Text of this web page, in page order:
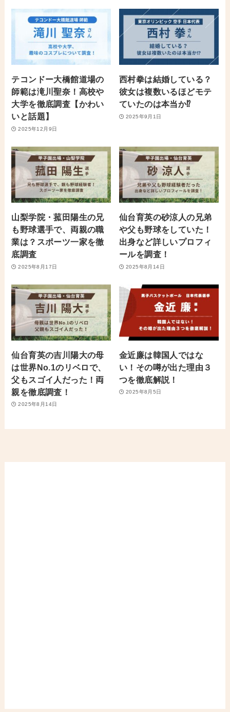
テコンドー大橋館道場の
師範は滝川聖奈！高校や
大学を徹底調査【かわい
いと話題】
2025年12月9日
西村拳は結婚している？
彼女は複数いるほどモテ
ていたのは本当か⁉︎
2025年9月1日
山梨学院・菰田陽生の兄
も野球選手で、両親の職
業は？スポーツ一家を徹
底調査
2025年8月17日
仙台育英の砂涼人の兄弟
や父も野球をしていた！
出身など詳しいプロフィ
ールを調査！
2025年8月14日
仙台育英の吉川陽大の母
は世界No.1のリベロで、
父もスゴイ人だった！両
親を徹底調査！
2025年8月14日
金近廉は韓国人ではな
い！その噂が出た理由３
つを徹底解説！
2025年8月5日